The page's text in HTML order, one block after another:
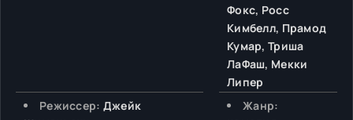
Фокс, Росс
Кимбелл, Прамод
Кумар, Триша
ЛаФаш, Мекки
Липер
Режиссер: Джейк
Жанр: